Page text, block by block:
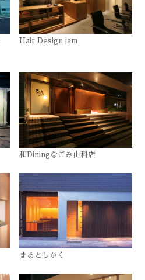
Hair Design jam
和Diningなごみ山科店
まるとしかく